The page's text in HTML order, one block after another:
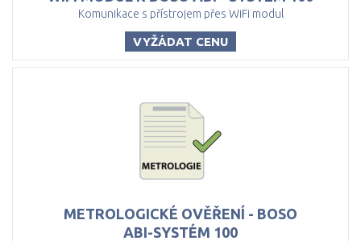
Komunikace s přístrojem přes WiFi modul
VYŽÁDAT CENU
METROLOGICKÉ OVĚŘENÍ - BOSO
ABI-SYSTÉM 100